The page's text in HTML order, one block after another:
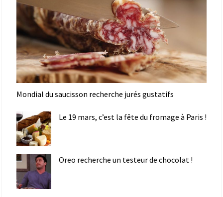
Mondial du saucisson recherche jurés gustatifs
Le 19 mars, c’est la fête du fromage à Paris !
Oreo recherche un testeur de chocolat !